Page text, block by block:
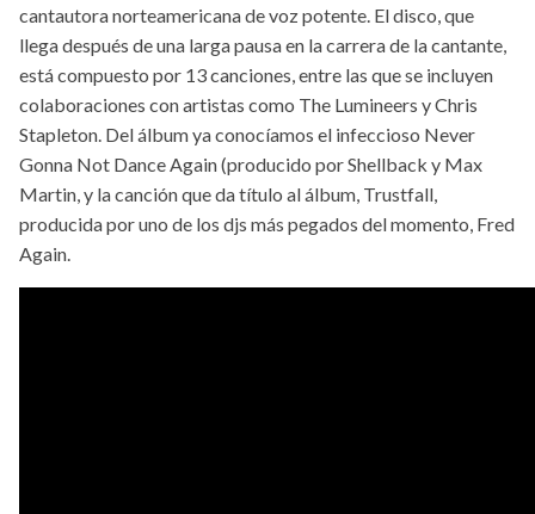
cantautora norteamericana de voz potente. El disco, que
llega después de una larga pausa en la carrera de la cantante,
está compuesto por 13 canciones, entre las que se incluyen
colaboraciones con artistas como The Lumineers y Chris
Stapleton. Del álbum ya conocíamos el infeccioso Never
Gonna Not Dance Again (producido por Shellback y Max
Martin, y la canción que da título al álbum, Trustfall,
producida por uno de los djs más pegados del momento, Fred
Again.